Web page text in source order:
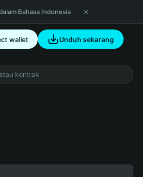
Bahasa Indonesia
wallet Unduh sekarang